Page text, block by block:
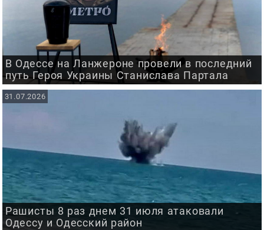
В Одессе на Ланжероне провели в последний
путь Героя Украины Станислава Партала
Рашисты 8 раз днем 31 июля атаковали
Одессу и Одесский район
31.07.2026